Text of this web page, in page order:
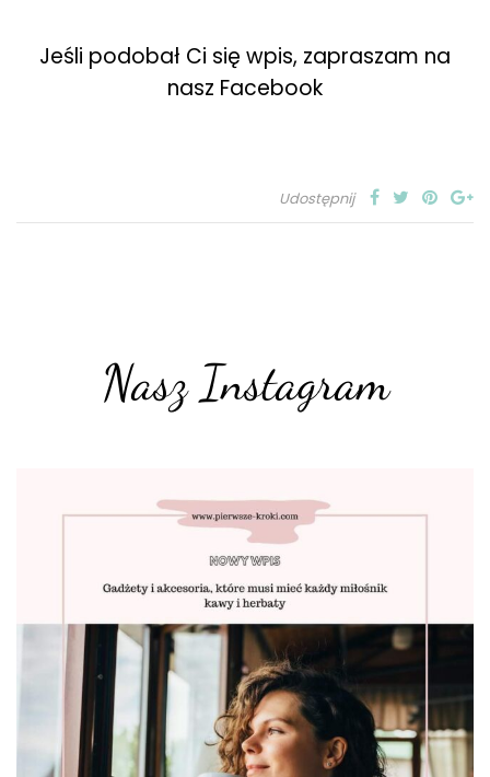
Jeśli podobał Ci się wpis, zapraszam na
nasz Facebook
Udostępnij
Nasz Instagram